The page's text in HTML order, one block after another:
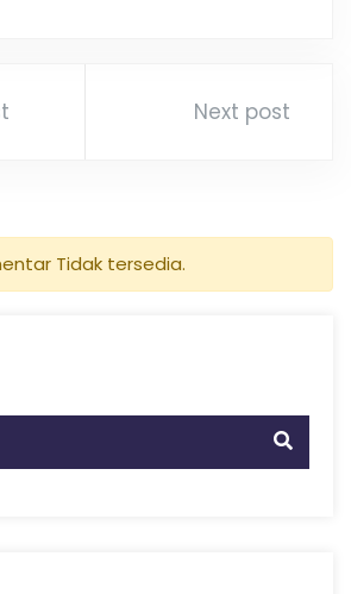
Next post
Tidak tersedia.